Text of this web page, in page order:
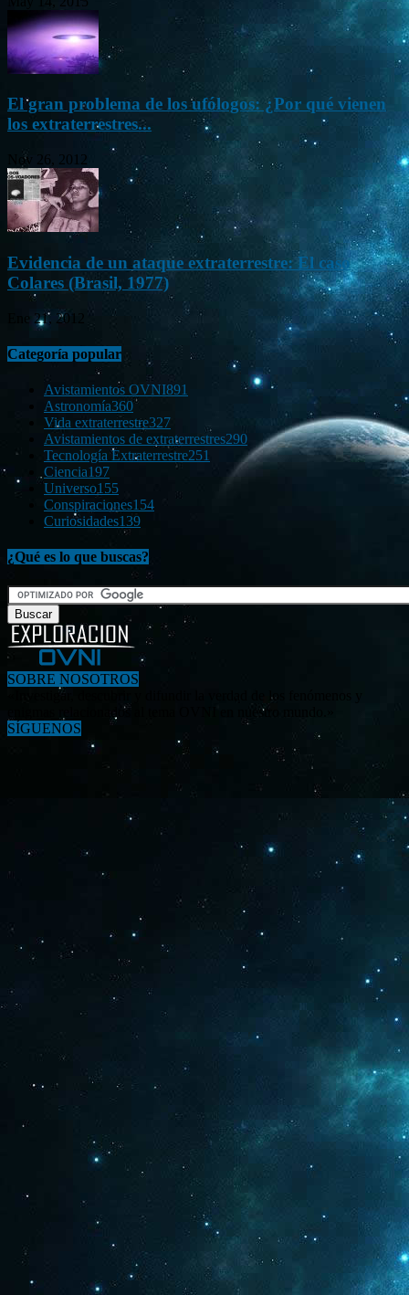
El gran problema de los ufólogos: ¿Por qué vienen
los extraterrestres...
Nov 26, 2012
Evidencia de un ataque extraterrestre: El caso
Colares (Brasil, 1977)
Ene 21, 2012
Categoría popular
Avistamientos OVNI891
Astronomía360
Vida extraterrestre327
Avistamientos de extraterrestres290
Tecnología Extraterrestre251
Ciencia197
Universo155
Conspiraciones154
Curiosidades139
¿Qué es lo que buscas?
SOBRE NOSOTROS
«Investigar, descubrir y difundir la verdad de los fenómenos y
enigmas relacionados al tema OVNI en nuestro mundo.»
SÍGUENOS